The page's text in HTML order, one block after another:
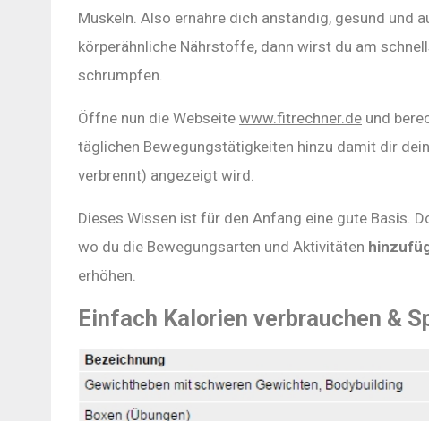
Muskeln. Also ernähre dich anständig, gesund und
körperähnliche Nährstoffe, dann wirst du am
schrumpfen.
Öffne nun die Webseite www.fitrechner.de und
täglichen Bewegungstätigkeiten hinzu damit dir
verbrennt) angezeigt wird.
Dieses Wissen ist für den Anfang eine gute Basis.
wo du die Bewegungsarten und Aktivitäten
erhöhen.
Einfach Kalorien verbrauchen &